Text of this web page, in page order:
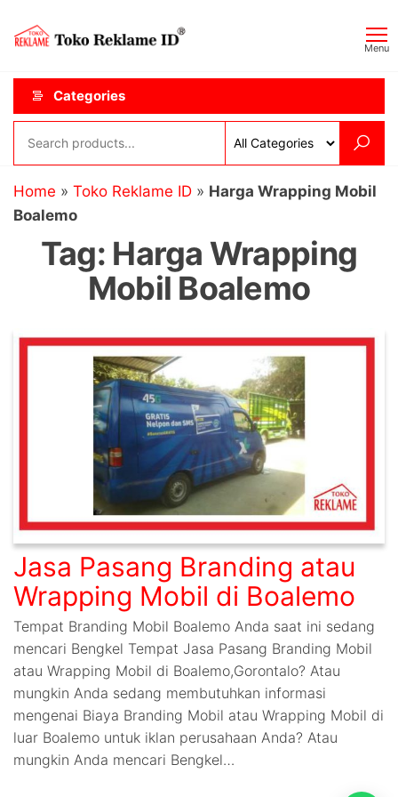
content
ID
Menu
Categories
Home » Toko Reklame ID » Harga Wrapping Mobil
Boalemo
Tag: Harga Wrapping
Mobil Boalemo
Jasa Pasang Branding atau
Wrapping Mobil di Boalemo
Tempat Branding Mobil Boalemo Anda saat ini sedang
mencari Bengkel Tempat Jasa Pasang Branding Mobil
atau Wrapping Mobil di Boalemo,Gorontalo? Atau
mungkin Anda sedang membutuhkan informasi
mengenai Biaya Branding Mobil atau Wrapping Mobil di
luar Boalemo untuk iklan perusahaan Anda? Atau
mungkin Anda mencari Bengkel…